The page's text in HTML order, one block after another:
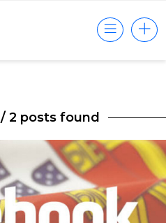
/ 2 posts found